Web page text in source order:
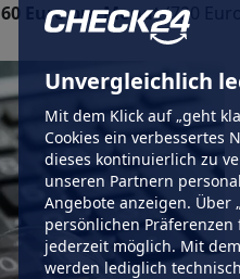
Unvergleichlich
Mit dem Klick auf „geht
Cookies ein verbessertes
dieses kontinuierlich zu
unseren Partnern
Angebote anzeigen. Über
persönlichen
jederzeit möglich. Mit
werden lediglich
60 Euro pro Monat(720